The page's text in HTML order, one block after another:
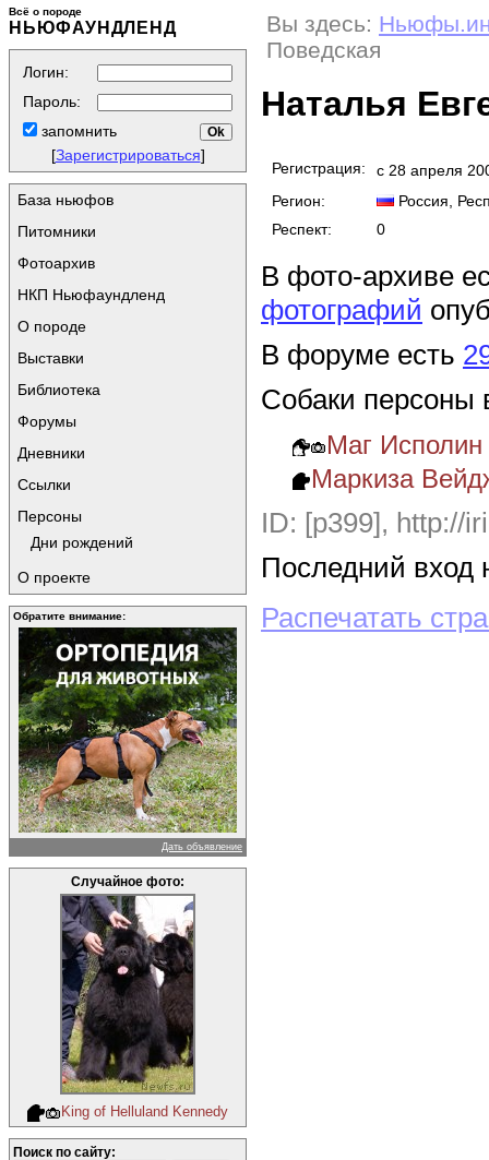
Всё о породе
НЬЮФАУНДЛЕНД
Логин:
Пароль:
запомнить
[Зарегистрироваться]
База ньюфов
Питомники
Фотоархив
НКП Ньюфаундленд
О породе
Выставки
Библиотека
Форумы
Дневники
Ссылки
Персоны
Дни рождений
О проекте
Обратите внимание:
Дать объявление
Случайное фото:
King of Helluland Kennedy
Поиск по сайту:
Вы здесь:
Поведская
Наталья
Регистрация:
с 28 апреля
Регион:
Россия ,
Респект:
0
В фото-архиве
фотографий
В форуме есть
Собаки персоны
Маг Исполин
Маркиза
ID: [p399], http://
Последний вход
Распечатать